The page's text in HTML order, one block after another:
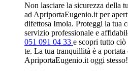
Non lasciare la sicurezza della
ad ApriportaEugenio.it per
difettosa Imola. Proteggi la tua
servizio professionale e
051 091 04 33 e scopri tutto ciò
te. La tua tranquillità è a portata
ApriportaEugenio.it oggi stesso!